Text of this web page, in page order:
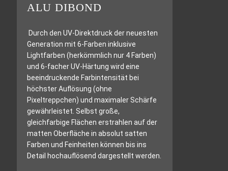
ALU DIBOND
Durch den UV-Direktdruck der neuesten
Generation mit 6-Farben inklusive
Lightfarben (herkömmlich nur 4 Farben)
und 6-facher UV-Härtung wird eine
beeindruckende Farbintensität bei
höchster Auflösung (ohne
Pixeltreppchen) und maximaler Schärfe
gewährleistet. Selbst große,
gleichfarbige Flächen erstrahlen auf der
matten Oberfläche in absolut satten
Farben und Feinheiten können bis ins
Detail hochauflösend dargestellt werden.